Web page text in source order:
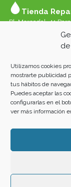
Utilizamos cookies
mostrarte publicidad
tus hábitos de
Puedes aceptar las
configurarlas en el
ver más información
Tienda
Pl. Mercadal, 41
Galerías del
Whatssap 639-520-
Tienda Un
Pl. Mercadal, 41
Galeries del
COOKIES| Fotos: